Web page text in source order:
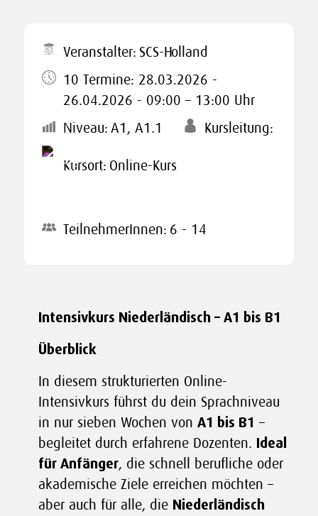
Veranstalter: SCS-Holland
10 Termine: 28.03.2026 -
26.04.2026 - 09:00 – 13:00 Uhr
Niveau: A1, A1.1 Kursleitung:
Kursort: Online-Kurs
TeilnehmerInnen: 6 - 14
Intensivkurs Niederländisch – A1 bis B1
Überblick
In diesem strukturierten Online-
Intensivkurs führst du dein Sprachniveau
in nur sieben Wochen vonA1 bis B1 –
begleitet durch erfahrene Dozenten. Ideal
für Anfänger, die schnell berufliche oder
akademische Ziele erreichen möchten –
aber auch für alle, die Niederländisch